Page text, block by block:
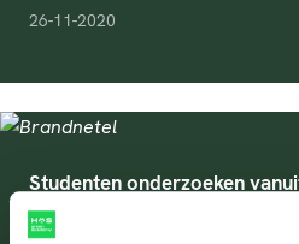
pubDate
26-11-2020
Studenten onderzoeken
gewasontwikkeling binnen